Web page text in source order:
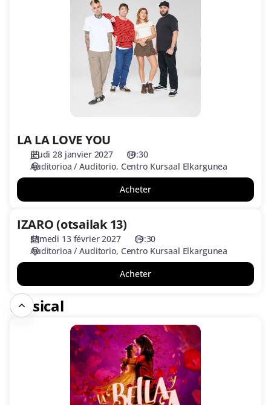
LA LA LOVE YOU
jeudi 28 janvier 2027
19:30
Auditorioa / Auditorio Centro Kursaal Elkargunea
Acheter
IZARO
(otsailak
IZARO (otsailak 13)
samedi 13 février 2027
19:30
Auditorioa / Auditorio Centro Kursaal Elkargunea
Acheter
Musical